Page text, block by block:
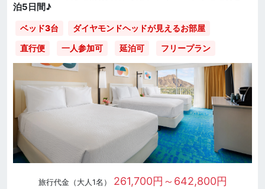
泊5日間♪
ベッド3台
ダイヤモンドヘッドが見えるお部屋
直行便
一人参加可 延泊可 フリープラン
旅行代金（大人1名） 261,700円～642,800円